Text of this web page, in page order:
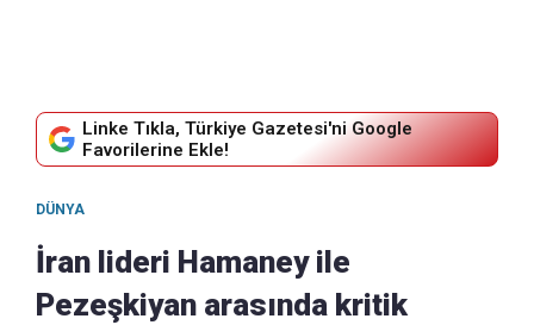
Linke Tıkla, Türkiye Gazetesi'ni Google
Favorilerine Ekle!
DÜNYA
İran lideri Hamaney ile
Pezeşkiyan arasında kritik